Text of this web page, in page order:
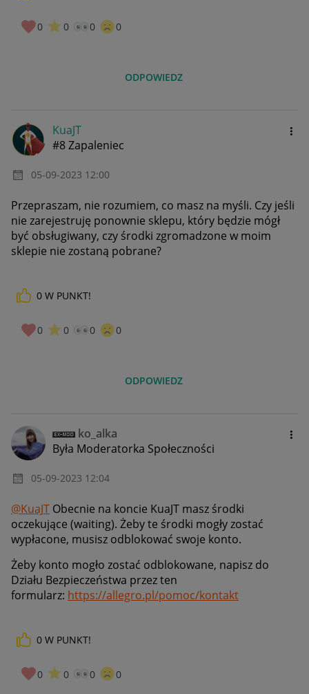
0 0 0 0
ODPOWIEDZ
KuaJT
#8 Zapaleniec
‎05-09-2023 12:00
Przepraszam, nie rozumiem, co masz na myśli. Czy jeśli
nie zarejestruję ponownie sklepu, który będzie mógł
być obsługiwany, czy środki zgromadzone w moim
sklepie nie zostaną pobrane?
0 W PUNKT!
0 0 0 0
ODPOWIEDZ
ko_alka
Była Moderatorka Społeczności
‎05-09-2023 12:04
@KuaJT Obecnie na koncie KuaJT masz środki
oczekujące (waiting). Żeby te środki mogły zostać
wypłacone, musisz odblokować swoje konto.
Żeby konto mogło zostać odblokowane, napisz do
Działu Bezpieczeństwa przez ten
formularz: https://allegro.pl/pomoc/kontakt
0 W PUNKT!
0 0 0 0